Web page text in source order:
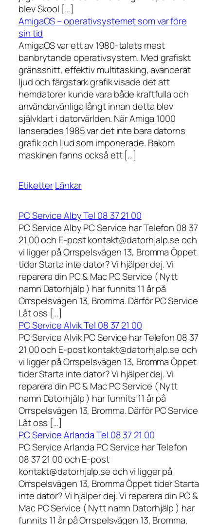
blev Skool […]
AmigaOS – operativsystemet som var före
sin tid
AmigaOS var ett av 1980-talets mest
banbrytande operativsystem. Med grafiskt
gränssnitt, effektiv multitasking, avancerat
ljud och färgstark grafik visade det att
hemdatorer kunde vara både kraftfulla och
användarvänliga långt innan detta blev
självklart i datorvärlden. När Amiga 1000
lanserades 1985 var det inte bara datorns
grafik och ljud som imponerade. Bakom
maskinen fanns också ett […]
EtiketterLänkar
PC Service Alby Tel 08 37 21 00
PC Service Alby PC Service har Telefon 08 37
21 00 och E-post kontakt@datorhjalp.se och
vi ligger på Orrspelsvägen 13, Bromma Öppet
tider Starta inte dator? Vi hjälper dej. Vi
reparera din PC & Mac PC Service ( Nytt
namn Datorhjälp ) har funnits 11 år på
Orrspelsvägen 13, Bromma. Därför PC Service
Låt oss […]
PC Service Alvik Tel 08 37 21 00
PC Service Alvik PC Service har Telefon 08 37
21 00 och E-post kontakt@datorhjalp.se och
vi ligger på Orrspelsvägen 13, Bromma Öppet
tider Starta inte dator? Vi hjälper dej. Vi
reparera din PC & Mac PC Service ( Nytt
namn Datorhjälp ) har funnits 11 år på
Orrspelsvägen 13, Bromma. Därför PC Service
Låt oss […]
PC Service Arlanda Tel 08 37 21 00
PC Service Arlanda PC Service har Telefon
08 37 21 00 och E-post
kontakt@datorhjalp.se och vi ligger på
Orrspelsvägen 13, Bromma Öppet tider Starta
inte dator? Vi hjälper dej. Vi reparera din PC &
Mac PC Service ( Nytt namn Datorhjälp ) har
funnits 11 år på Orrspelsvägen 13, Bromma.